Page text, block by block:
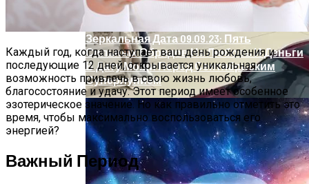
Зеркальная Дата 09.09.23: Пять
Сильных Обрядов На Любовь И Деньги
В Дату Мощи Перед Сентябрьским
Суперлунием
Каждый год, когда наступает ваш день рождения и
последующие 12 дней, открывается уникальная
возможность привлечь в свою жизнь любовь,
благосостояние и удачу. Этот период имеет особенное
эзотерическое значение. Но как правильно отметить это
время, чтобы максимально воспользоваться его
энергией?
Важный Период